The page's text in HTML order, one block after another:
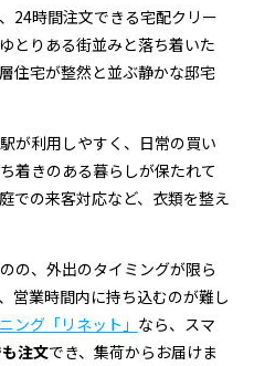
24時間注文できる宅配クリー
とりある街並みと落ち着いた
住宅が整然と並ぶ静かな邸宅
が利用しやすく、日常の買い
着きのある暮らしが保たれて
での来客対応など、衣類を整え
の、外出のタイミングが限ら
営業時間内に持ち込むのが難し
ング「リネット」 なら、スマ
注文でき、集荷からお届けま